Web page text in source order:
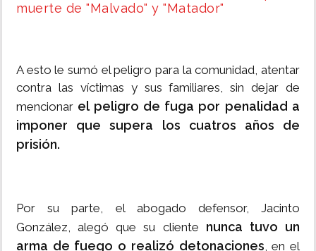
muerte de "Malvado" y "Matador"
A esto le sumó el peligro para la comunidad, atentar
contra las víctimas y sus familiares, sin dejar de
mencionar el peligro de fuga por penalidad a
imponer que supera los cuatros años de
prisión.
Por su parte, el abogado defensor, Jacinto
González, alegó que su cliente nunca tuvo un
arma de fuego o realizó detonaciones, en el